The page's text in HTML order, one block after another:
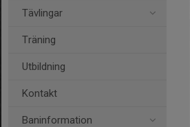
Tävlingar
Träning
Utbildning
Kontakt
Baninformation